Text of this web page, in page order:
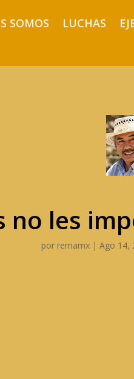
SOMOS LUCHAS
no les
por remamx | Ago 14,